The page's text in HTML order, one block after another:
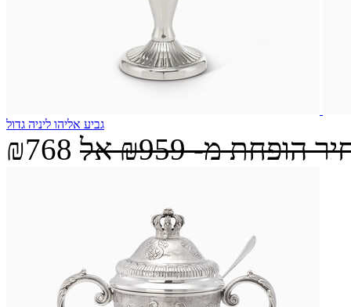
גביע אליהו ליניה גדול
₪768 הופחת מ-₪959 אל